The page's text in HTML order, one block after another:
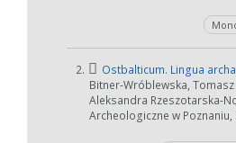
W zależności od ilości danych do
może się
Jeśli generowanie trwa zbyt długo
2. Ostbalticum. Lingua
Bitner-Wróblewska,
Aleksandra Rzeszotarska-
Archeologiczne w Poznaniu,